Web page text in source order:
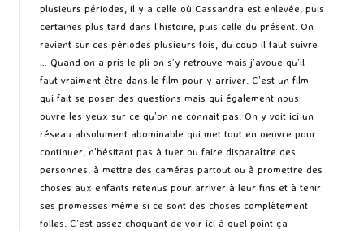
plusieurs périodes, il y a celle où Cassandra est enlevée, puis
certaines plus tard dans l’histoire, puis celle du présent. On
revient sur ces périodes plusieurs fois, du coup il faut suivre
… Quand on a pris le pli on s’y retrouve mais j’avoue qu’il
faut vraiment être dans le film pour y arriver. C’est un film
qui fait se poser des questions mais qui également nous
ouvre les yeux sur ce qu’on ne connait pas. On y voit ici un
réseau absolument abominable qui met tout en oeuvre pour
continuer, n’hésitant pas à tuer ou faire disparaître des
personnes, à mettre des caméras partout ou à promettre des
choses aux enfants retenus pour arriver à leur fins et à tenir
ses promesses même si ce sont des choses complètement
folles. C’est assez choquant de voir ici à quel point ça